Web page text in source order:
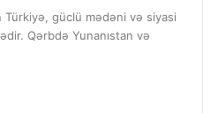
Türkiyə, güclü mədəni və siyasi
Qərbdə Yunanıstan və